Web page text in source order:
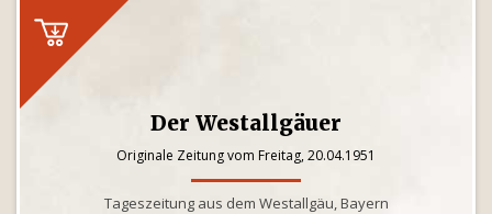
Der Westallgäuer
Originale Zeitung vom Freitag, 20.04.1951
Tageszeitung aus dem Westallgäu, Bayern